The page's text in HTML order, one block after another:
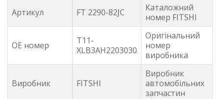
Артикул FT 2290-82JC
Каталожний
номер FITSHI
OE номер
T11-
XLB3AH2203030
Оригінальний
номер
виробника
Виробник FITSHI
Виробник
автомобільних
запчастин